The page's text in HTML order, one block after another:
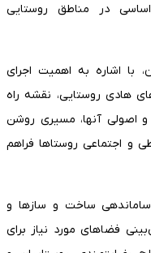
در مناطق روستایی
با اشاره به اهمیت اجرای
هادی روستایی، نقشه راه
اصولی آنها، مسیری روشن
و اجتماعی روستاها فراهم
ساماندهی ساخت و سازها و
فضاهای مورد نیاز برای